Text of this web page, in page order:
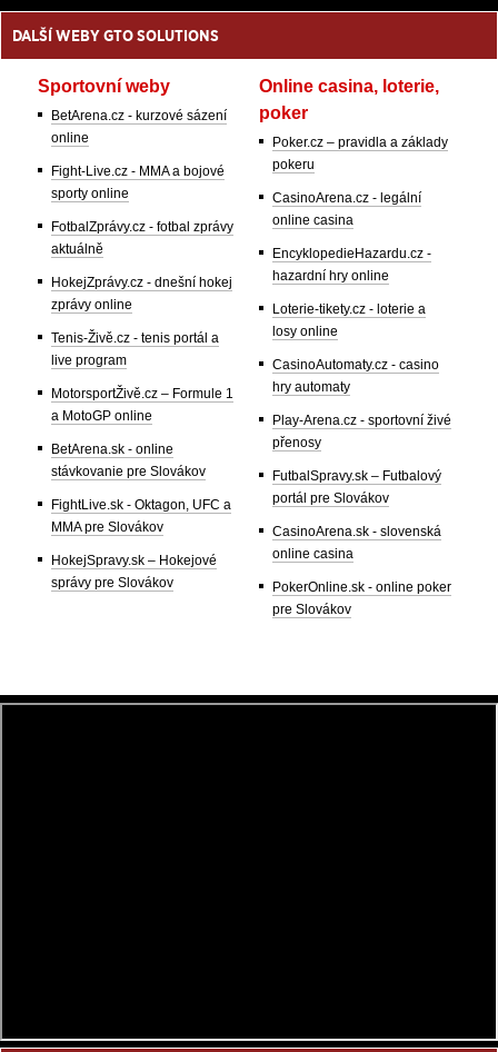
DALŠÍ WEBY GTO SOLUTIONS
Sportovní weby
BetArena.cz - kurzové sázení
online
Fight-Live.cz - MMA a bojové
sporty online
FotbalZprávy.cz - fotbal zprávy
aktuálně
HokejZprávy.cz - dnešní hokej
zprávy online
Tenis-Živě.cz - tenis portál a
live program
MotorsportŽivě.cz – Formule 1
a MotoGP online
BetArena.sk - online
stávkovanie pre Slovákov
FightLive.sk - Oktagon, UFC a
MMA pre Slovákov
HokejSpravy.sk – Hokejové
správy pre Slovákov
Online casina, loterie,
poker
Poker.cz – pravidla a základy
pokeru
CasinoArena.cz - legální
online casina
EncyklopedieHazardu.cz -
hazardní hry online
Loterie-tikety.cz - loterie a
losy online
CasinoAutomaty.cz - casino
hry automaty
Play-Arena.cz - sportovní živé
přenosy
FutbalSpravy.sk – Futbalový
portál pre Slovákov
CasinoArena.sk - slovenská
online casina
PokerOnline.sk - online poker
pre Slovákov